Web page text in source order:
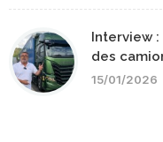
Interview
des
15/01/2026